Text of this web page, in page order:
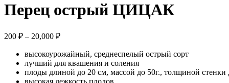
Перец острый ЦИЦАК
200 ₽ – 20,000 ₽Диапазон
200 ₽
–
20,000 ₽
высокоурожайный, среднеспелый острый сорт
лучший для квашения и соления
плоды длиной до 20 см, массой до 50г., толщиной стенки
высокая лежкость плодов